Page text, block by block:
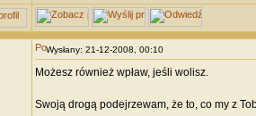
Wysłany: 21-12-2008, 00:10
Możesz również wpław, jeśli wolisz.
Swoją drogą podejrzewam, że to, co my z